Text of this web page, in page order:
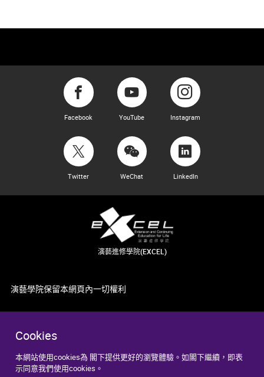
Cookies
本網站使用cookies為 閣下提供更好的瀏覽體驗。如閣下繼續，即表
示同意我們使用cookies。
Facebook YouTube Instagram
Twitter WeChat LinkedIn
演藝進修學院(EXCEL)
演藝學院保留本網頁內一切權利